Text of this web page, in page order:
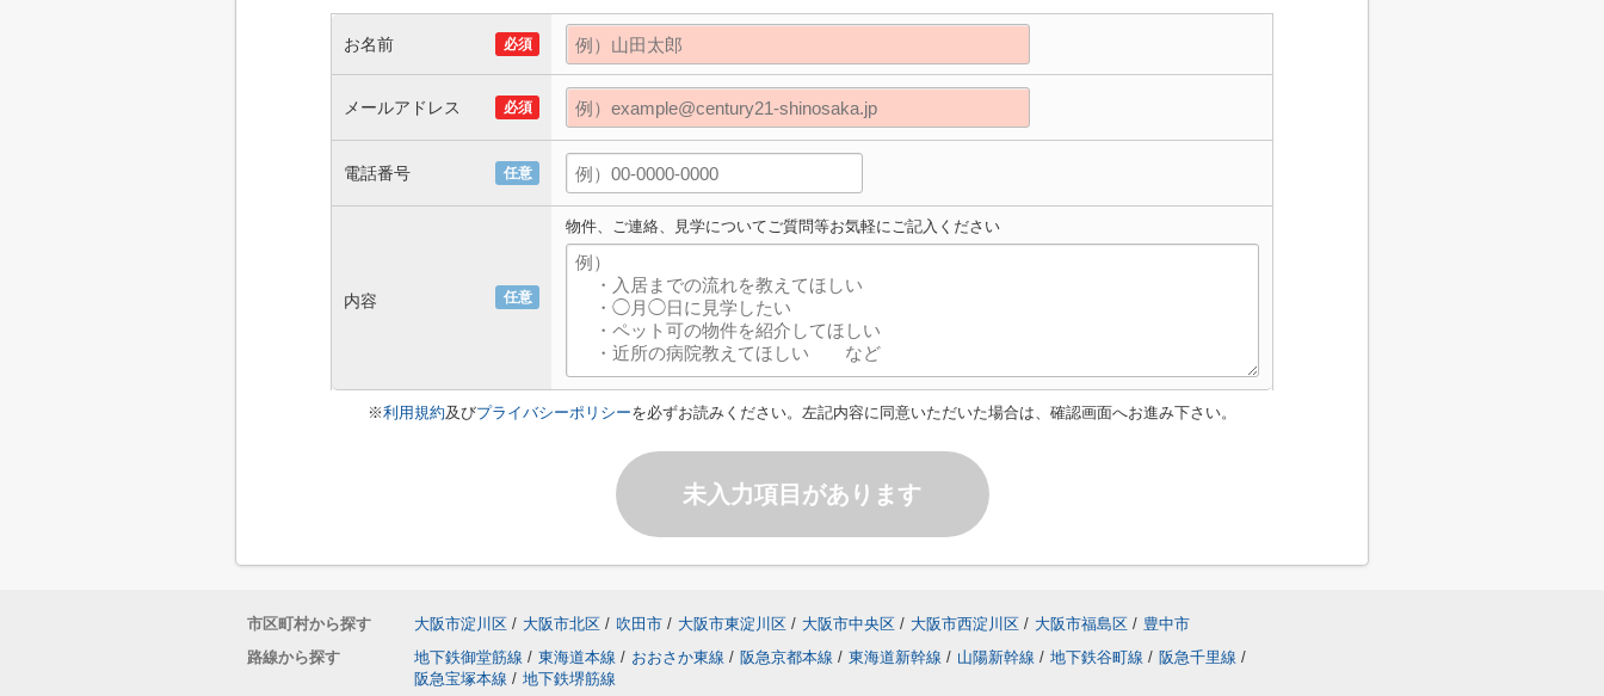
お名前 必須
メールアドレス 必須
電話番号 任意
内容 任意
物件、ご連絡、見学についてご質問等お気軽にご記入ください
※利用規約及びプライバシーポリシーを必ずお読みください。左記内容に同意いただいた場合は、確認画面へお進み下さい。
未入力項目があります
市区町村から探す 大阪市淀川区 / 大阪市北区 / 吹田市 / 大阪市東淀川区 / 大阪市中央区 / 大阪市西淀川区 / 大阪市福島区 / 豊中市
路線から探す
地下鉄御堂筋線 / 東海道本線 / おおさか東線 / 阪急京都本線 / 東海道新幹線 / 山陽新幹線 / 地下鉄谷町線 / 阪急千里線 /
阪急宝塚本線 / 地下鉄堺筋線